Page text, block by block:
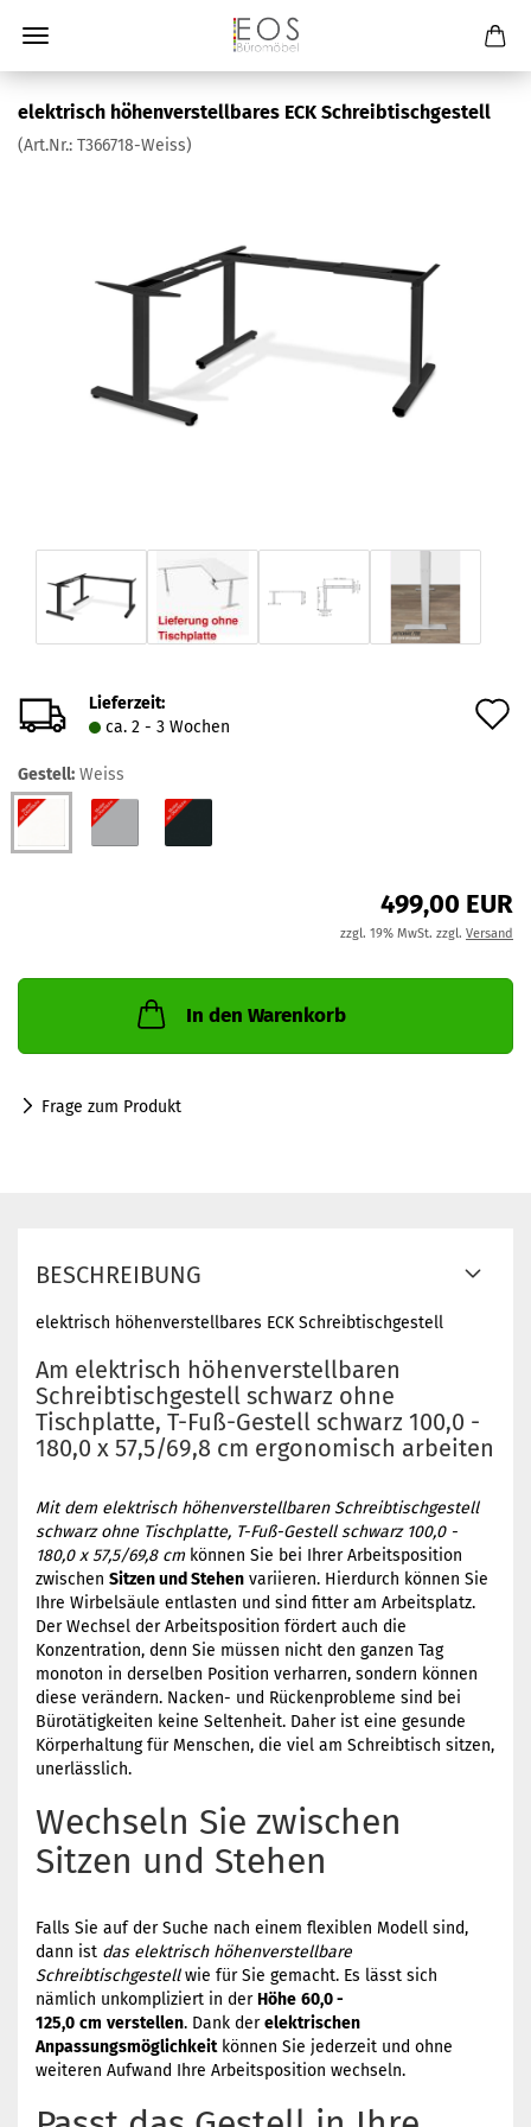
elektrisch höhenverstellbares ECK Schreibtischgestell
(Art.Nr.: T366718-Weiss)
Lieferzeit:
ca. 2 - 3 Wochen
Gestell: Weiss
499,00 EUR
zzgl. 19% MwSt. zzgl. Versand
In den Warenkorb
Frage zum Produkt
BESCHREIBUNG
elektrisch höhenverstellbares ECK Schreibtischgestell
Am elektrisch höhenverstellbaren
Schreibtischgestell schwarz ohne
Tischplatte, T-Fuß-Gestell schwarz 100,0 -
180,0 x 57,5/69,8 cm ergonomisch arbeiten
Mit dem elektrisch höhenverstellbaren Schreibtischgestell
schwarz ohne Tischplatte, T-Fuß-Gestell schwarz 100,0 -
180,0 x 57,5/69,8 cm können Sie bei Ihrer Arbeitsposition
zwischen Sitzen und Stehen variieren. Hierdurch können Sie
Ihre Wirbelsäule entlasten und sind fitter am Arbeitsplatz.
Der Wechsel der Arbeitsposition fördert auch die
Konzentration, denn Sie müssen nicht den ganzen Tag
monoton in derselben Position verharren, sondern können
diese verändern. Nacken- und Rückenprobleme sind bei
Bürotätigkeiten keine Seltenheit. Daher ist eine gesunde
Körperhaltung für Menschen, die viel am Schreibtisch sitzen,
unerlässlich.
Wechseln Sie zwischen
Sitzen und Stehen
Falls Sie auf der Suche nach einem flexiblen Modell sind,
dann ist das elektrisch höhenverstellbare
Schreibtischgestellwie für Sie gemacht. Es lässt sich
nämlich unkompliziert in derHöhe 60,0 -
125,0 cm verstellen. Dank derelektrischen
Anpassungsmöglichkeitkönnen Sie jederzeit und ohne
weiteren Aufwand Ihre Arbeitsposition wechseln.